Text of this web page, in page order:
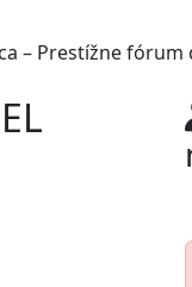
– Prestížne